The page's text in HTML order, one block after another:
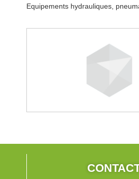
Equipements hydrauliques,